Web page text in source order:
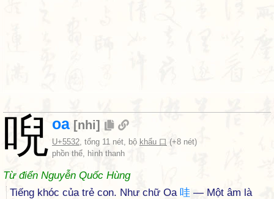
唲 oa [nhi]
U+5532, tổng 11 nét, bộ khẩu 口 (+8 nét)
phồn thể, hình thanh
Từ điển Nguyễn Quốc Hùng
Tiếng khóc của trẻ con. Như chữ Oa 哇 — Một âm là